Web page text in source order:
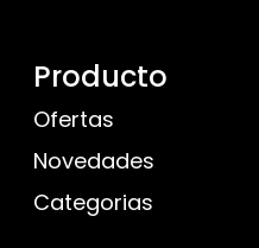
Producto
Ofertas
Novedades
Categorias